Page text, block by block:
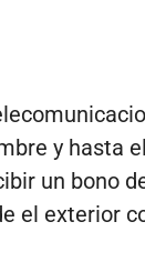
y hasta
un bono
el exterior